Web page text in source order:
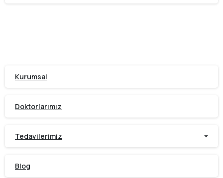
Kurumsal
Doktorlarımız
Tedavilerimiz
Blog